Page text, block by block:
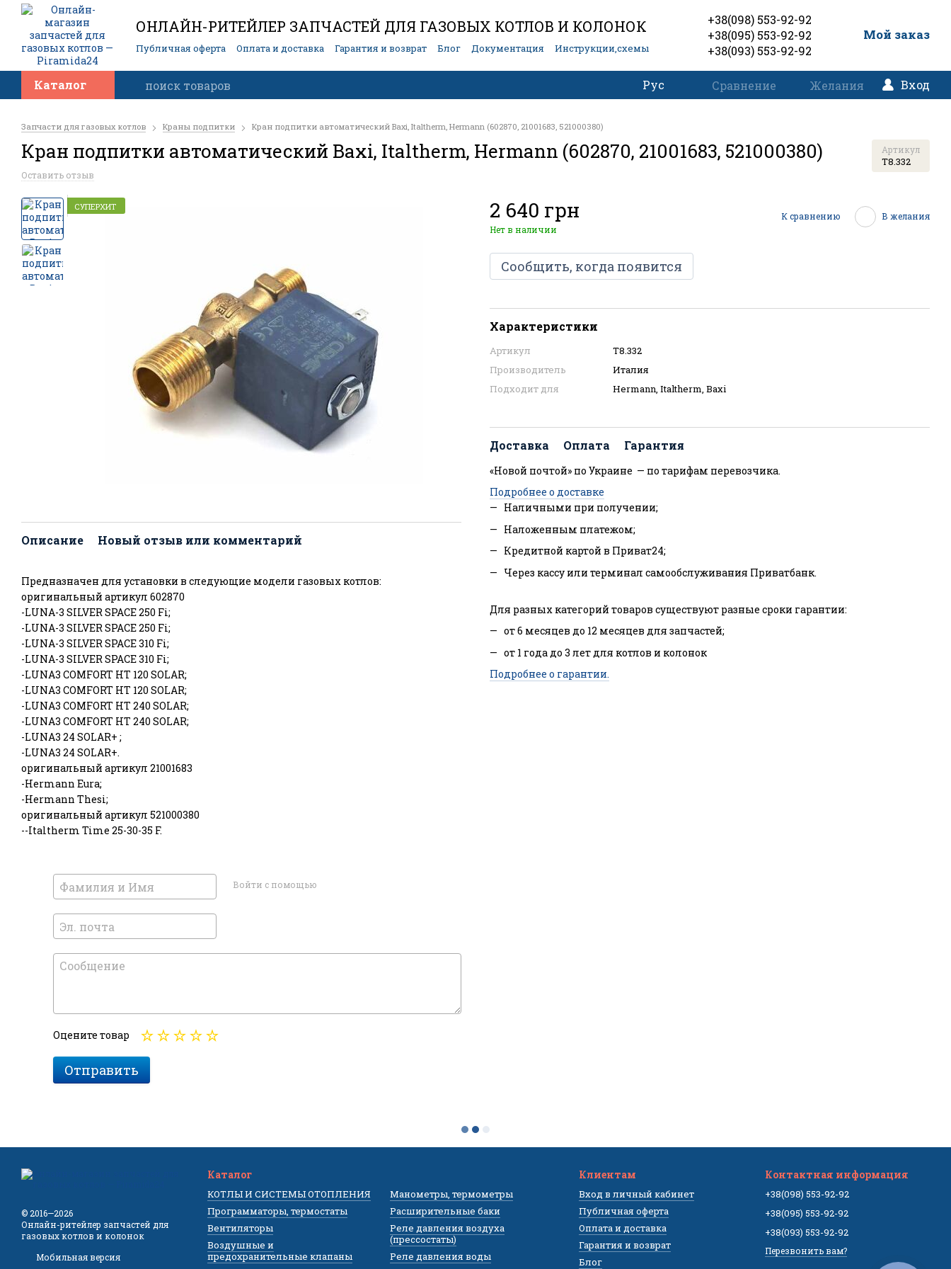
ОНЛАЙН-РИТЕЙЛЕР ЗАПЧАСТЕЙ ДЛЯ ГАЗОВЫХ КОТЛОВ И КОЛОНОК
Публичная оферта Оплата и доставка Гарантия и возврат Блог Документация
Инструкции,схемы
+38(098) 553-92-92
+38(095) 553-92-92
+38(093) 553-92-92
Мой заказ
Каталог Рус Сравнение Желания Вход
Запчасти для газовых котлов Краны подпитки Кран подпитки автоматический Baxi, Italtherm, Hermann (602870, 21001683, 521000380)
Кран подпитки автоматический Baxi, Italtherm, Hermann (602870, 21001683, 521000380) Артикул
T8.332
Оставить отзыв
СУПЕРХИТ
Описание Новый отзыв или комментарий
Предназначен для установки в следующие модели газовых котлов:
оригинальный артикул 602870
-LUNA-3 SILVER SPACE 250 Fi;
-LUNA-3 SILVER SPACE 250 Fi;
-LUNA-3 SILVER SPACE 310 Fi;
-LUNA-3 SILVER SPACE 310 Fi;
-LUNA3 COMFORT HT 120 SOLAR;
-LUNA3 COMFORT HT 120 SOLAR;
-LUNA3 COMFORT HT 240 SOLAR;
-LUNA3 COMFORT HT 240 SOLAR;
-LUNA3 24 SOLAR+ ;
-LUNA3 24 SOLAR+.
оригинальный артикул 21001683
-Hermann Eura;
-Hermann Thesi;
оригинальный артикул 521000380
--Italtherm Time 25-30-35 F.
Войти с помощью
Оцените товар
Отправить
2 640 грн
Нет в наличии
К сравнению В желания
Сообщить, когда появится
Характеристики
Артикул
T8.332
Производитель
Италия
Подходит для
Hermann, Italtherm, Baxi
Доставка Оплата Гарантия
«Новой почтой» по Украине — по тарифам перевозчика.
Подробнее о доставке
Наличными при получении;
Наложенным платежом;
Кредитной картой в Приват24;
Через кассу или терминал самообслуживания Приватбанк.
Для разных категорий товаров существуют разные сроки гарантии:
от 6 месяцев до 12 месяцев для запчастей;
от 1 года до 3 лет для котлов и колонок
Подробнее о гарантии.
© 2016—2026
Онлайн-ритейлер запчастей для
газовых котлов и колонок
Мобильная версия
Каталог
КОТЛЫ И СИСТЕМЫ ОТОПЛЕНИЯ
Программаторы, термостаты
Вентиляторы
Воздушные и
предохранительные клапаны
Манометры, термометры
Расширительные баки
Реле давления воздуха
(прессостаты)
Реле давления воды
Клиентам
Вход в личный кабинет
Публичная оферта
Оплата и доставка
Гарантия и возврат
Блог
Контактная информация
+38(098) 553-92-92
+38(095) 553-92-92
+38(093) 553-92-92
Перезвонить вам?